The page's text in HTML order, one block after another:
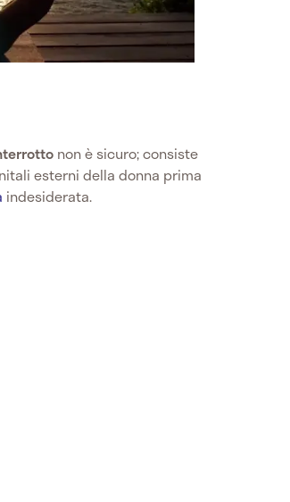
non è sicuro; consiste
esterni della donna prima
indesiderata.